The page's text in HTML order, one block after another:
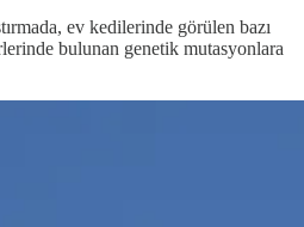
ev kedilerinde görülen bazı
bulunan genetik mutasyonlara